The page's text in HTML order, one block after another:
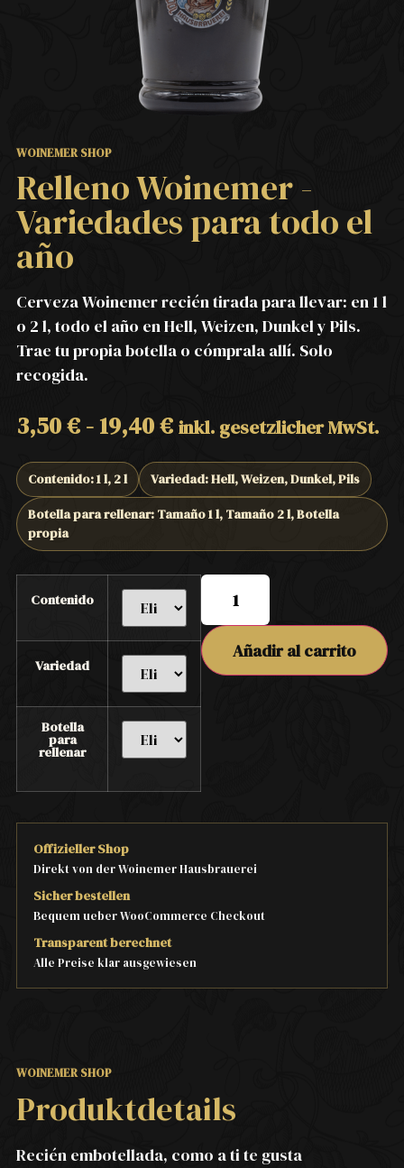
WOINEMER SHOP
Relleno Woinemer -
Variedades para todo el
año
Cerveza Woinemer recién tirada para llevar: en 1 l
o 2 l, todo el año en Hell, Weizen, Dunkel y Pils.
Trae tu propia botella o cómprala allí. Solo
recogida.
3,50€-19,40€ inkl. gesetzlicher MwSt.
Contenido: 1 l, 2 l
Variedad: Hell, Weizen, Dunkel, Pils
Botella para rellenar: Tamaño 1 l, Tamaño 2 l, Botella
propia
Contenido
Variedad
Botella
para
rellenar
Añadir al carrito
Offizieller Shop
Direkt von der Woinemer Hausbrauerei
Sicher bestellen
Bequem ueber WooCommerce Checkout
Transparent berechnet
Alle Preise klar ausgewiesen
WOINEMER SHOP
Produktdetails
Recién embotellada, como a ti te gusta